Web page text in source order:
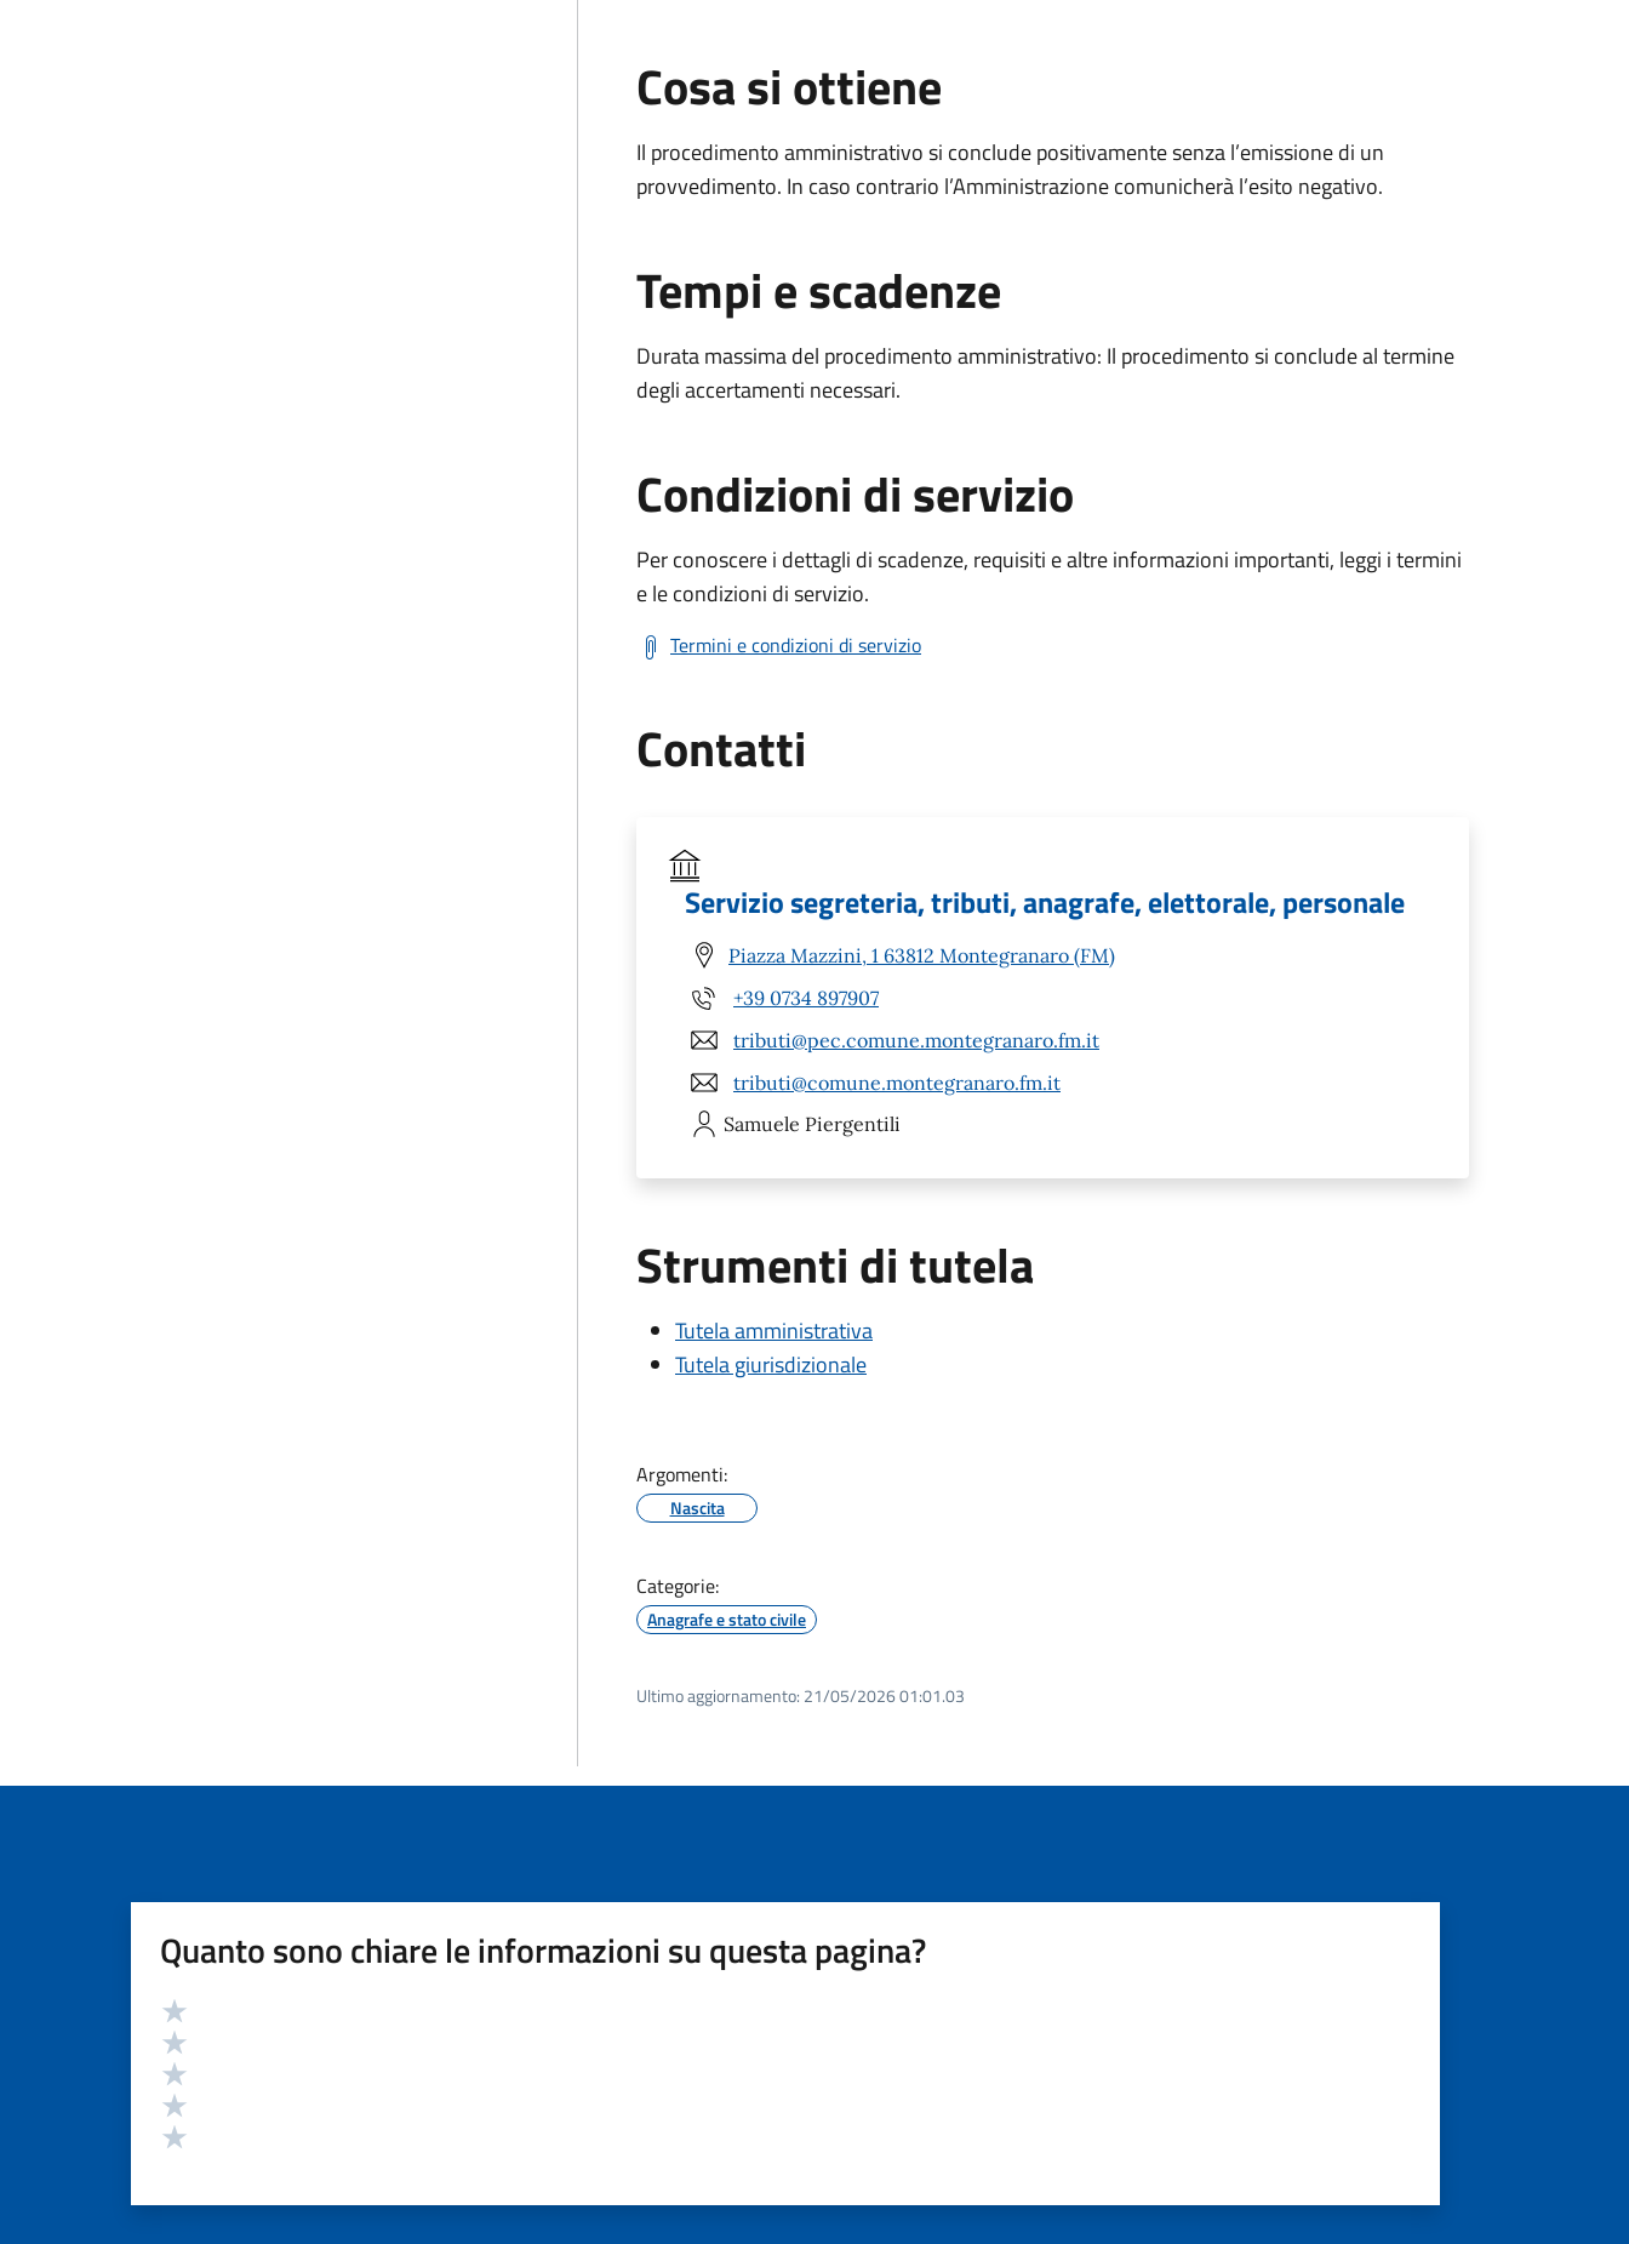
Cosa si ottiene
Il procedimento amministrativo si conclude positivamente senza l’emissione di un
provvedimento. In caso contrario l’Amministrazione comunicherà l’esito negativo.
Tempi e scadenze
Durata massima del procedimento amministrativo: Il procedimento si conclude al termine
degli accertamenti necessari.
Condizioni di servizio
Per conoscere i dettagli di scadenze, requisiti e altre informazioni importanti, leggi i termini
e le condizioni di servizio.
Termini e condizioni di servizio
Contatti
Servizio segreteria, tributi, anagrafe, elettorale, personale
Piazza Mazzini, 1 63812 Montegranaro (FM)
+39 0734 897907
tributi@pec.comune.montegranaro.fm.it
tributi@comune.montegranaro.fm.it
Samuele Piergentili
Strumenti di tutela
Tutela amministrativa
Tutela giurisdizionale
Argomenti:
Nascita
Categorie:
Anagrafe e stato civile
Ultimo aggiornamento: 21/05/2026 01:01.03
Quanto sono chiare le informazioni su questa pagina?
Valutazione